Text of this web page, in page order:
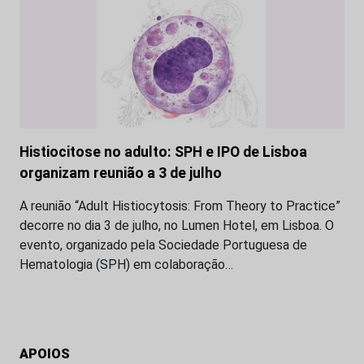
Histiocitose no adulto: SPH e IPO de Lisboa
organizam reunião a 3 de julho
A reunião “Adult Histiocytosis: From Theory to Practice”
decorre no dia 3 de julho, no Lumen Hotel, em Lisboa. O
evento, organizado pela Sociedade Portuguesa de
Hematologia (SPH) em colaboração…
APOIOS